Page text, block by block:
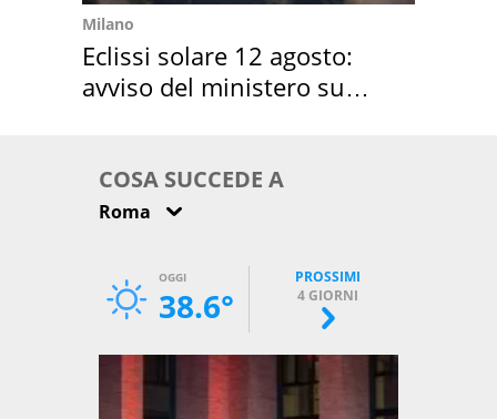
Milano
Eclissi solare 12 agosto:
avviso del ministero su